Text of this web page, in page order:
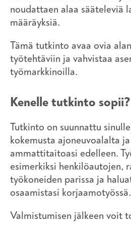
noudattaen alaa sääteleviä
määräyksiä.
Tämä tutkinto avaa ovia
työtehtäviin ja vahvistaa
työmarkkinoilla.
Kenelle tutkinto sopii?
Tutkinto on suunnattu
kokemusta ajoneuvoalalta
ammattitaitoasi edelleen.
esimerkiksi henkilöautojen,
työkoneiden parissa ja
osaamistasi korjaamotyössä.
Valmistumisen jälkeen voit